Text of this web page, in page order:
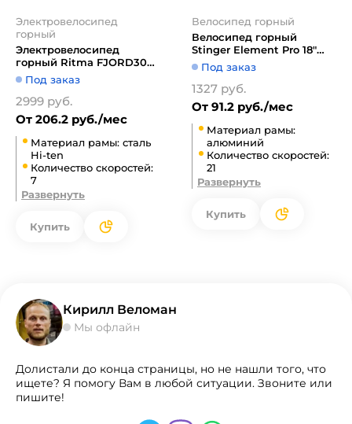
Электровелосипед
горный
Электровелосипед
горный Ritma FJORD309
2022 (черный/желтый)
Под заказ
2999 руб.
От 206.2 руб./мес
Материал рамы: сталь
Hi-ten
Количество скоростей:
7
Развернуть
Купить
Велосипед горный
Велосипед горный
Stinger Element Pro 18"
27.5" (золотистый)
Под заказ
1327 руб.
От 91.2 руб./мес
Материал рамы:
алюминий
Количество скоростей:
21
Развернуть
Купить
Кирилл Веломан
Мы офлайн
Долистали до конца страницы, но не нашли того, что
ищете? Я помогу Вам в любой ситуации. Звоните или
пишите!